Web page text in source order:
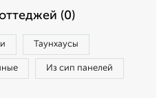
(0)
Таунхаусы
Из сип панелей